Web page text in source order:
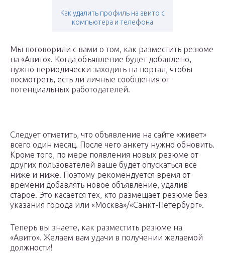
Как удалить профиль на авито с
компьютера и телефона
Мы поговорили с вами о том, как разместить резюме
на «Авито». Когда объявление будет добавлено,
нужно периодически заходить на портал, чтобы
посмотреть, есть ли личные сообщения от
потенциальных работодателей.
Следует отметить, что объявление на сайте «живет»
всего один месяц. После чего анкету нужно обновить.
Кроме того, по мере появления новых резюме от
других пользователей ваше будет опускаться все
ниже и ниже. Поэтому рекомендуется время от
времени добавлять новое объявление, удалив
старое. Это касается тех, кто размещает резюме без
указания города или «Москва»/«Санкт-Петербург».
Теперь вы знаете, как разместить резюме на
«Авито». Желаем вам удачи в получении желаемой
должности!